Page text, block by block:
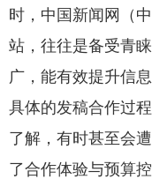
时，中国新闻网（
站，往往是备受青
广，能有效提升信
具体的发稿合作过
了解，有时甚至会
了合作体验与预算